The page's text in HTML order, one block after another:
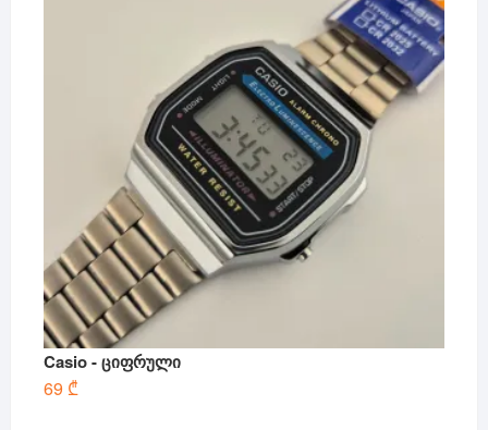
Casio - ციფრული
69 ₾